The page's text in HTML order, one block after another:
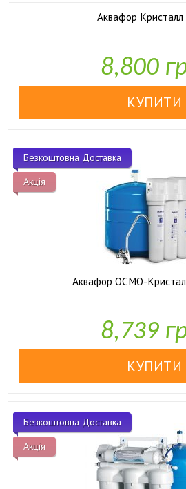
Аквафор
У
8,800
Безкоштовна Доставка
Акція
Аквафор ОСМО-
8,739
Безкоштовна Доставка
Акція